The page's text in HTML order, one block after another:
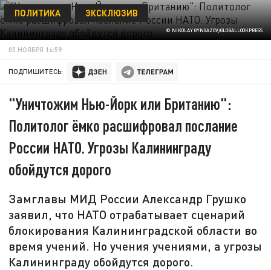
© NIKOLAY GYNGAZOV/GLOBALLOOKPRESS
ПОЛИТИКА ЭКСКЛЮЗИВ
05 НОЯБРЯ 14:59
ПОДПИШИТЕСЬ:
"Уничтожим Нью-Йорк или Британию":
Политолог ёмко расшифровал послание
России НАТО. Угрозы Калининграду
обойдутся дорого
Замглавы МИД России Александр Грушко
заявил, что НАТО отрабатывает сценарий
блокирования Калининградской области во
время учений. Но учения учениями, а угрозы
Калининграду обойдутся дорого.